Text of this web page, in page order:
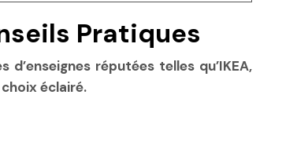
Pratiques
réputées telles qu’IKEA,
éclairé.